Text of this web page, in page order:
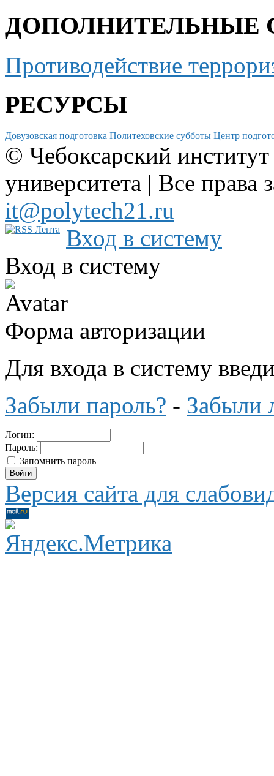
ДОПОЛНИТЕЛЬНЫЕ
Противодействие
РЕСУРСЫ
Довузовская подготовка Политеховские субботы Центр
© Чебоксарский
университета | Все
it@polytech21.ru
Вход в систему
Вход в систему
Форма авторизации
Для входа в систему
Забыли пароль? - Забыли
Логин:
Пароль:
Запомнить пароль
Версия сайта для